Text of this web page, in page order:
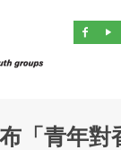
「青年